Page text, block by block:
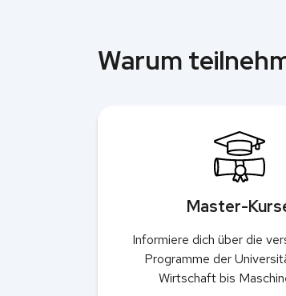
Warum
Master-
Informiere dich über die
Programme der
Wirtschaft bis